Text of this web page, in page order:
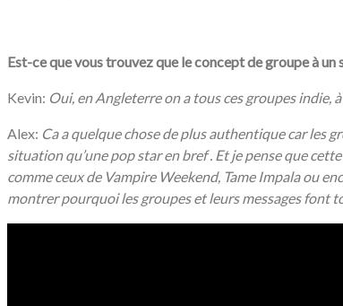
Est-ce que vous trouvez que le concept de groupe à
Kevin: Oui, en Angleterre on a tous ces groupes indie,
Alex: Ca a quelque chose de plus authentique car les
situation qu’une pop star en bref . Et je pense que
comme ceux de Vampire Weekend, Tame Impala ou
montrer pourquoi les groupes et leurs messages font